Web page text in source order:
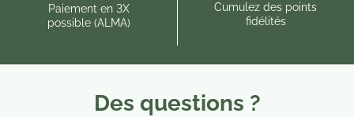
Paiement en 3X
possible (ALMA)
Cumulez des points
fidélités
Des questions ?